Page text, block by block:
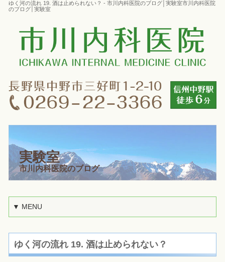
ゆく河の流れ 19. 酒は止められない？ - 市川内科医院のブログ│実験室市川内科医院
のブログ│実験室
実験室
市川内科医院のブログ
▼ MENU
ゆく河の流れ 19. 酒は止められない？